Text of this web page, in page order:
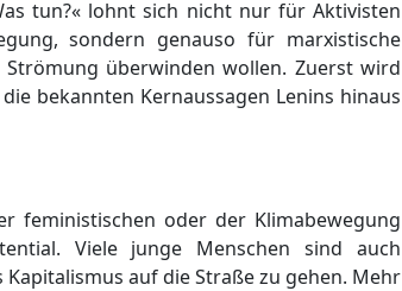
tun?« lohnt sich nicht nur für Aktivisten
sondern genauso für marxistische
überwinden wollen. Zuerst wird
bekannten Kernaussagen Lenins hinaus
feministischen oder der Klimabewegung
Viele junge Menschen sind auch
auf die Straße zu gehen. Mehr